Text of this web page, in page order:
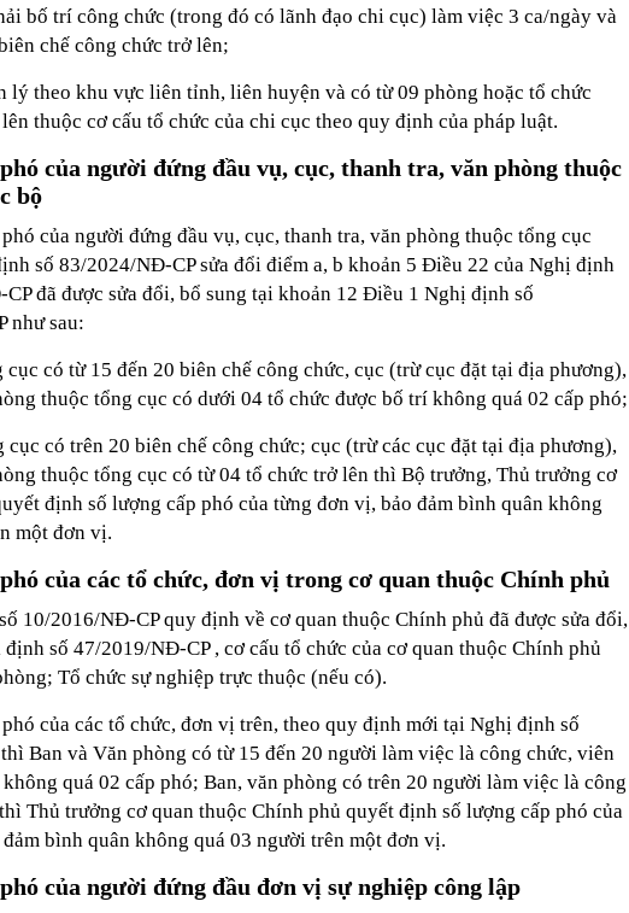
bố trí công chức (trong đó có lãnh đạo chi cục) làm việc 3 ca/ngày và
chế công chức trở lên;
lý theo khu vực liên tỉnh, liên huyện và có từ 09 phòng hoặc tổ chức
thuộc cơ cấu tổ chức của chi cục theo quy định của pháp luật.
của người đứng đầu vụ, cục, thanh tra, văn phòng thuộc
bộ
của người đứng đầu vụ, cục, thanh tra, văn phòng thuộc tổng cục
số 83/2024/NĐ-CP sửa đổi điểm a, b khoản 5 Điều 22 của Nghị định
đã được sửa đổi, bổ sung tại khoản 12 Điều 1 Nghị định số
như sau:
có từ 15 đến 20 biên chế công chức, cục (trừ cục đặt tại địa phương),
thuộc tổng cục có dưới 04 tổ chức được bố trí không quá 02 cấp phó;
cục có trên 20 biên chế công chức; cục (trừ các cục đặt tại địa phương),
thuộc tổng cục có từ 04 tổ chức trở lên thì Bộ trưởng, Thủ trưởng cơ
định số lượng cấp phó của từng đơn vị, bảo đảm bình quân không
một đơn vị.
của các tổ chức, đơn vị trong cơ quan thuộc Chính phủ
10/2016/NĐ-CP quy định về cơ quan thuộc Chính phủ đã được sửa đổi,
số 47/2019/NĐ-CP , cơ cấu tổ chức của cơ quan thuộc Chính phủ
Tổ chức sự nghiệp trực thuộc (nếu có).
của các tổ chức, đơn vị trên, theo quy định mới tại Nghị định số
Ban và Văn phòng có từ 15 đến 20 người làm việc là công chức, viên
quá 02 cấp phó; Ban, văn phòng có trên 20 người làm việc là công
Thủ trưởng cơ quan thuộc Chính phủ quyết định số lượng cấp phó của
bình quân không quá 03 người trên một đơn vị.
của người đứng đầu đơn vị sự nghiệp công lập